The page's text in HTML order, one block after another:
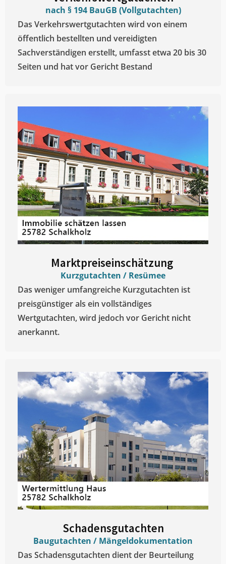
nach § 194 BauGB (Vollgutachten)
Das Verkehrswertgutachten wird von einem
öffentlich bestellten und vereidigten
Sachverständigen erstellt, umfasst etwa 20 bis 30
Seiten und hat vor Gericht Bestand
Marktpreiseinschätzung ​
Kurzgutachten / Resümee
Das weniger umfangreiche Kurzgutachten ist
preisgünstiger als ein vollständiges
Wertgutachten, wird jedoch vor Gericht nicht
anerkannt.
Schadensgutachten
Baugutachten / Mängeldokumentation
Das Schadensgutachten dient der Beurteilung